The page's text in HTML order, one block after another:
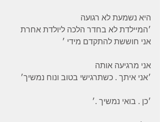
היא נשמעת לא רגועה
׳המיילדת לא בחדר הלכה ליולדת אחרת
אני חוששת להתקדם מידי ׳
אני מרגיעה אותה
׳אני איתך . כשתרגישי בטוב ונוח נמשיך׳
׳כן . בואי נמשיך .׳